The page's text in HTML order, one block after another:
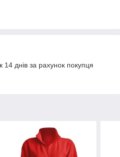
днів за рахунок покупця